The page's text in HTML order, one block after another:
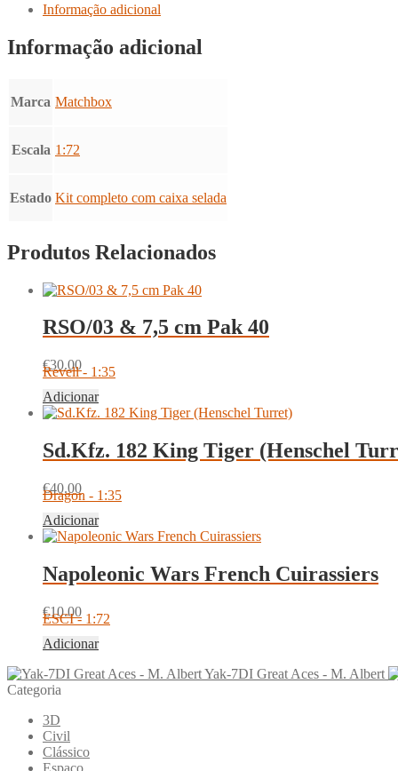
Informação adicional
Informação adicional
Marca Matchbox
Escala 1:72
Estado Kit completo com caixa selada
Produtos Relacionados
RSO/03 & 7,5 cm Pak 40
€30.00
Revell - 1:35
Adicionar
Sd.Kfz. 182 King Tiger (Henschel
€40.00
Dragon - 1:35
Adicionar
Napoleonic Wars French Cuirassiers
€10.00
ESCI - 1:72
Adicionar
Yak-7DI Great Aces - M. Albert
Categoria
3D
Civil
Clássico
Espaço